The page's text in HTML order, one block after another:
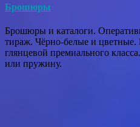
Брошюры
Брошюры и каталоги.
тираж. Чёрно-белые и цветные.
глянцевой премиального
или пружину.